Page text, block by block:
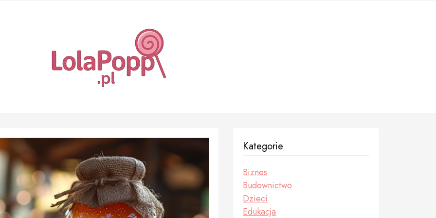
Kategorie
Biznes
Budownictwo
Dzieci
Edukacja